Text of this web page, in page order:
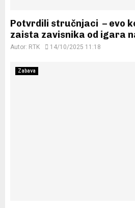
Potvrdili stručnjaci – evo
zaista zavisnika od igara
Autor: RTK 14/10/2025 11:18
Zabava